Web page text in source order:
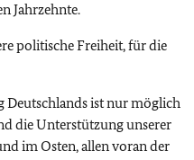
Jahrzehnte.
politische Freiheit, für die
Deutschlands ist nur möglich
die Unterstützung unserer
im Osten, allen voran der